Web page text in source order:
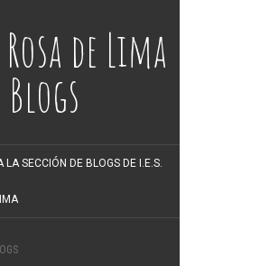
de Lima
Blogs
LA SECCIÓN DE BLOGS DE I.E.S.